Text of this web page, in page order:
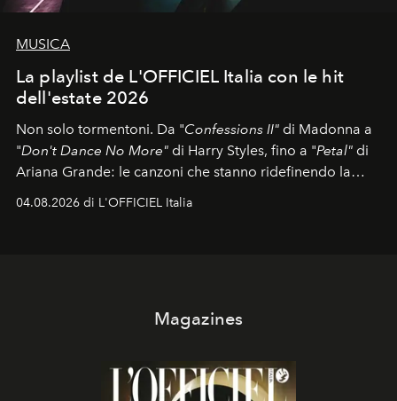
MUSICA
La playlist de L'OFFICIEL Italia con le hit
dell'estate 2026
Non solo tormentoni. Da "Confessions II" di Madonna a
"Don't Dance No More" di Harry Styles, fino a "Petal" di
Ariana Grande: le canzoni che stanno ridefinendo la
colonna sonora della stagione.
04.08.2026 di L'OFFICIEL Italia
Magazines